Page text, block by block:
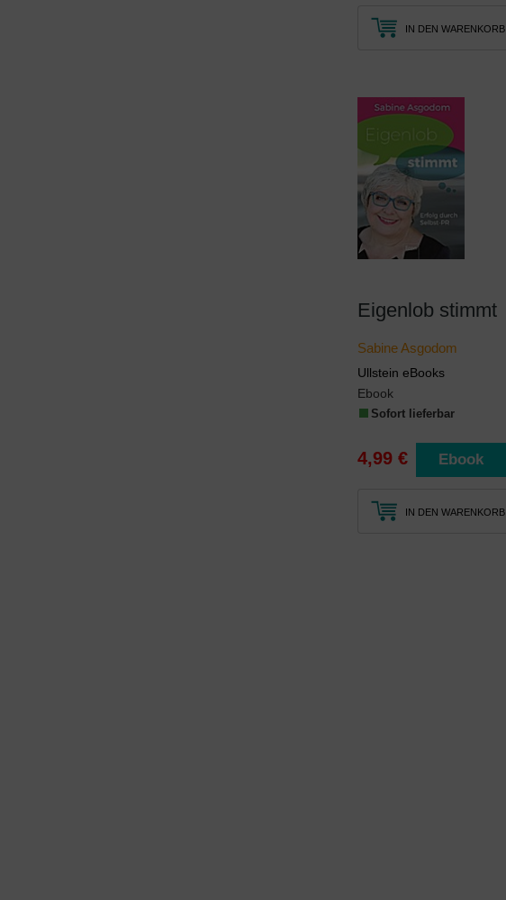
IN DEN WARENKORB
Eigenlob stimmt
Sabine Asgodom
Ullstein eBooks
Ebook
Sofort lieferbar
4,99 € Ebook
IN DEN WARENKORB